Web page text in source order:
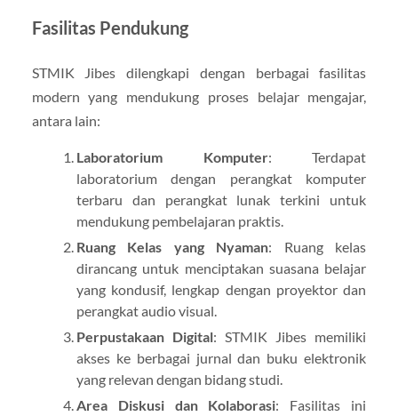
Fasilitas Pendukung
STMIK Jibes dilengkapi dengan berbagai fasilitas
modern yang mendukung proses belajar mengajar,
antara lain:
Laboratorium Komputer: Terdapat
laboratorium dengan perangkat komputer
terbaru dan perangkat lunak terkini untuk
mendukung pembelajaran praktis.
Ruang Kelas yang Nyaman: Ruang kelas
dirancang untuk menciptakan suasana belajar
yang kondusif, lengkap dengan proyektor dan
perangkat audio visual.
Perpustakaan Digital: STMIK Jibes memiliki
akses ke berbagai jurnal dan buku elektronik
yang relevan dengan bidang studi.
Area Diskusi dan Kolaborasi: Fasilitas ini